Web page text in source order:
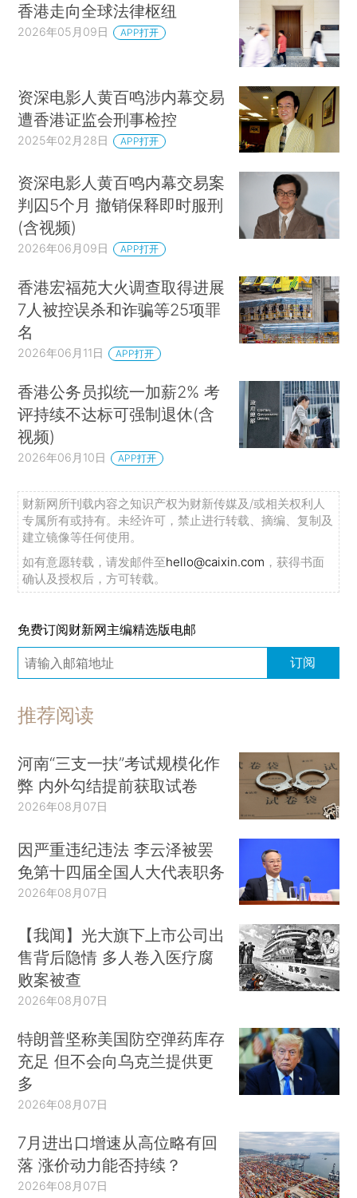
香港走向全球法律枢纽
2026年05月09日 APP打开
资深电影人黄百鸣涉内幕交易
遭香港证监会刑事检控
2025年02月28日 APP打开
资深电影人黄百鸣内幕交易案
判囚5个月 撤销保释即时服刑
(含视频)
2026年06月09日 APP打开
香港宏福苑大火调查取得进展
7人被控误杀和诈骗等25项罪
名
2026年06月11日 APP打开
香港公务员拟统一加薪2% 考
评持续不达标可强制退休(含
视频)
2026年06月10日 APP打开
财新网所刊载内容之知识产权为财新传媒及/或相关权利人
专属所有或持有。未经许可，禁止进行转载、摘编、复制及
建立镜像等任何使用。
如有意愿转载，请发邮件至hello@caixin.com ，获得书面
确认及授权后，方可转载。
免费订阅财新网主编精选版电邮
订阅
推荐阅读
河南“三支一扶”考试规模化作
弊 内外勾结提前获取试卷
2026年08月07日
因严重违纪违法 李云泽被罢
免第十四届全国人大代表职务
2026年08月07日
【我闻】光大旗下上市公司出
售背后隐情 多人卷入医疗腐
败案被查
2026年08月07日
特朗普坚称美国防空弹药库存
充足 但不会向乌克兰提供更
多
2026年08月07日
7月进出口增速从高位略有回
落 涨价动力能否持续？
2026年08月07日